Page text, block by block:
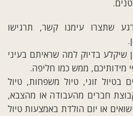
שתצרו עימנו קשר, תרגישו
שיקלע בדיוק למה שראיתם בעיני
מידותיכם, ממש כמו חליפה.
בטיול זוגי, טיול משפחות, טיול
חברים מהעבודה או מהצבא,
או יום הולדת באמצעות טיול